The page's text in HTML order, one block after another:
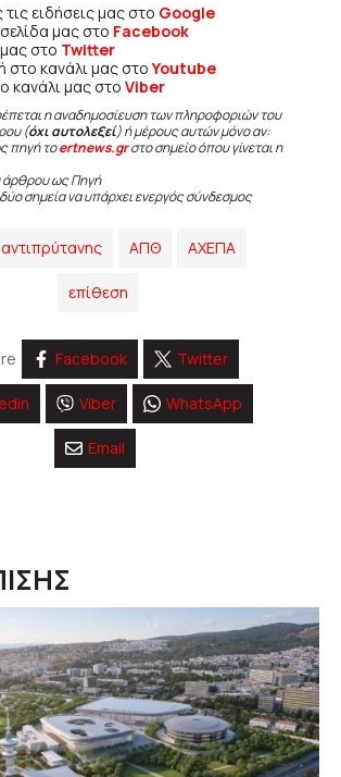
ειδήσεις μας στο Google
μας στο Facebook
στο Twitter
στο κανάλι μας στοYoutube
κανάλι μας στο Viber
η αναδημοσίευση των πληροφοριών του
(όχι αυτολεξεί) ή μέρους αυτών μόνο αν:
πηγή τοertnews.grστο σημείο όπου γίνεται η
άρθρου ως Πηγή
σημεία να υπάρχει ενεργός σύνδεσμος
αντιπρύτανης ΑΠΘ ΑΧΕΠΑ
επίθεση
Facebook Twitter
Viber WhatsApp
Email